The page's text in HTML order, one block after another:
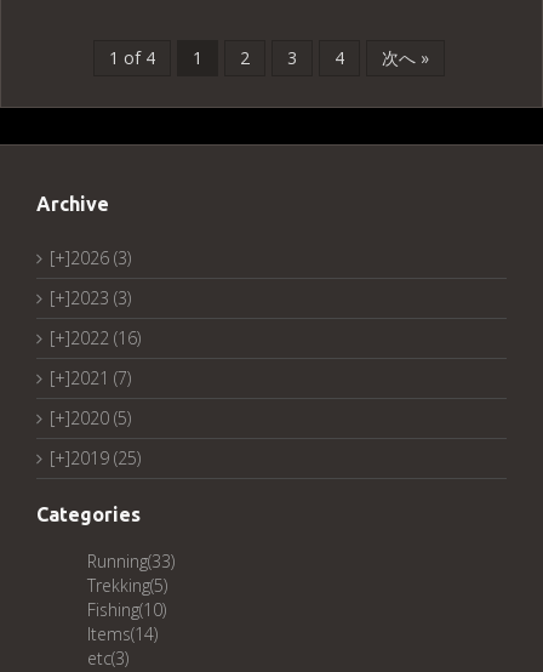
1 of 4 1 2 3 4 次へ »
Archive
[+]2026 (3)
[+]2023 (3)
[+]2022 (16)
[+]2021 (7)
[+]2020 (5)
[+]2019 (25)
Categories
Running(33)
Trekking(5)
Fishing(10)
Items(14)
etc(3)